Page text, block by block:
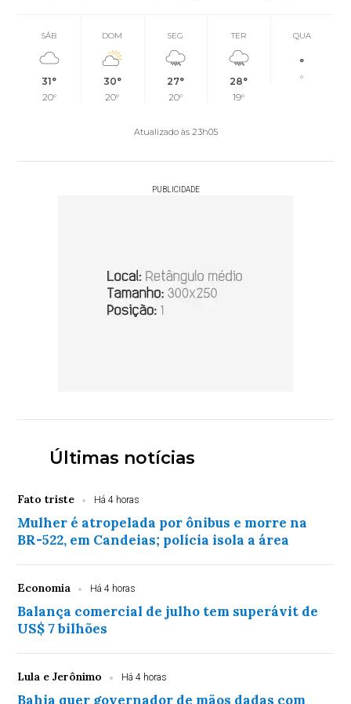
SÁB
31°
20°
DOM
30°
20°
SEG
27°
20°
TER
28°
19°
QUA
°
°
Atualizado às 23h05
PUBLICIDADE
Últimas notícias
Fato triste Há 4 horas
Mulher é atropelada por ônibus e morre na
BR-522, em Candeias; polícia isola a área
Economia Há 4 horas
Balança comercial de julho tem superávit de
US$ 7 bilhões
Lula e Jerônimo Há 4 horas
Bahia quer governador de mãos dadas com